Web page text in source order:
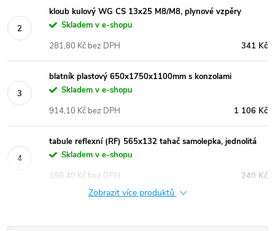
kloub kulový WG CS 13x25 M8/M8, plynové vzpěry
Skladem v e-shopu
341 Kč
281,80 Kč bez DPH
blatník plastový 650x1750x1100mm s konzolami
Skladem v e-shopu
1 106 Kč
914,10 Kč bez DPH
tabule reflexní (RF) 565x132 tahač samolepka, jednolitá
Skladem v e-shopu
240 Kč
198,40 Kč bez DPH
Zobrazit více produktů